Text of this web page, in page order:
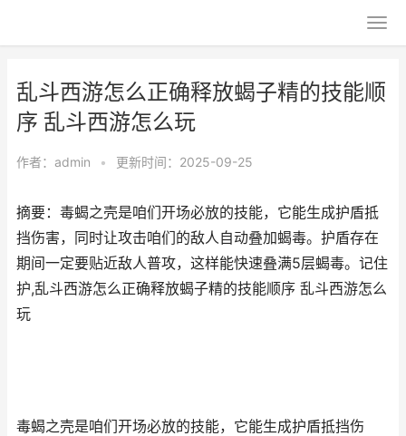
乱斗西游怎么正确释放蝎子精的技能顺
序 乱斗西游怎么玩
作者： admin • 更新时间：2025-09-25
摘要：毒蝎之壳是咱们开场必放的技能，它能生成护盾抵
挡伤害，同时让攻击咱们的敌人自动叠加蝎毒。护盾存在
期间一定要贴近敌人普攻，这样能快速叠满5层蝎毒。记住
护,乱斗西游怎么正确释放蝎子精的技能顺序 乱斗西游怎么
玩
毒蝎之壳是咱们开场必放的技能，它能生成护盾抵挡伤